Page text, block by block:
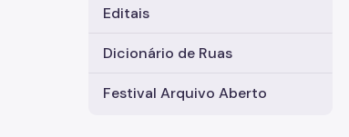
Editais
Dicionário de Ruas
Festival Arquivo Aberto